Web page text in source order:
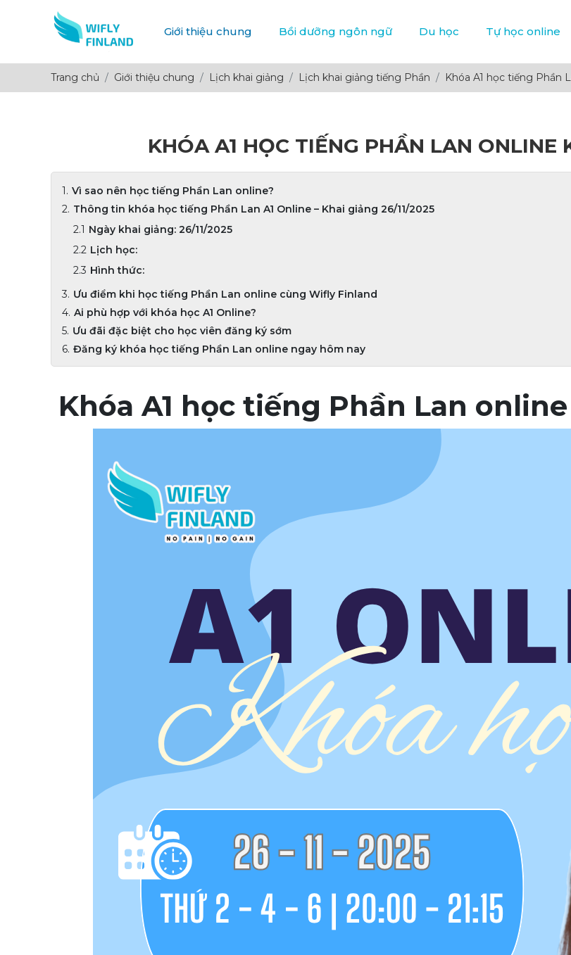
Giới thiệu chung Bồi dưỡng ngôn ngữ Du học Tự học online
Trang chủ Giới thiệu chung Lịch khai giảng Lịch khai giảng tiếng Phần Khóa A1 học tiếng Phần
KHÓA A1 HỌC TIẾNG PHẦN LAN ONLINE
Vì sao nên học tiếng Phần Lan online?
Thông tin khóa học tiếng Phần Lan A1 Online – Khai giảng 26/11/2025
Ngày khai giảng: 26/11/2025
Lịch học:
Hình thức:
Ưu điểm khi học tiếng Phần Lan online cùng Wifly Finland
Ai phù hợp với khóa học A1 Online?
Ưu đãi đặc biệt cho học viên đăng ký sớm
Đăng ký khóa học tiếng Phần Lan online ngay hôm nay
Khóa A1 học tiếng Phần Lan